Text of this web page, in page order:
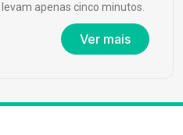
apenas cinco minutos.
Ver mais